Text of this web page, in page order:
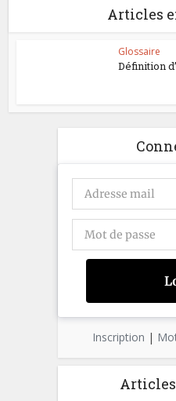
Articles
Glossaire
Définition
Inscription |